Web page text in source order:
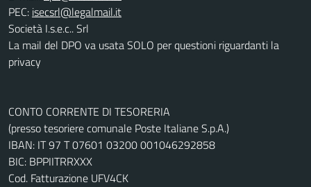
PEC:
Società I.s.e.c.. Srl
La mail del DPO va usata SOLO per questioni riguardanti la
privacy
CONTO CORRENTE DI TESORERIA
(presso tesoriere comunale Poste Italiane S.p.A.)
IBAN: IT 97 T 07601 03200 001046292858
BIC: BPPIITRRXXX
Cod. Fatturazione UFV4CK